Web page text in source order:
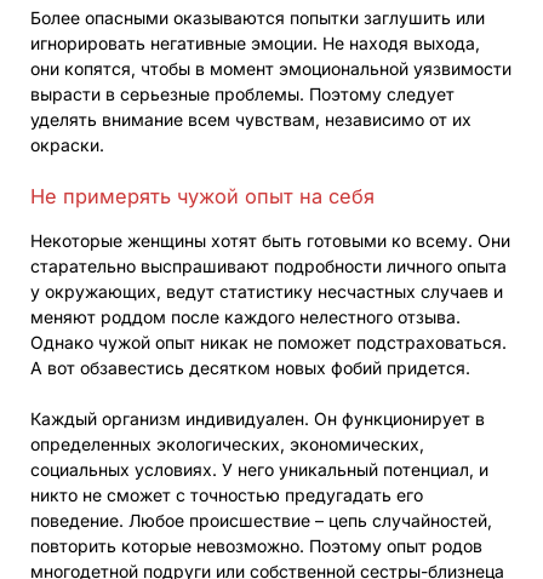
Более опасными оказываются попытки заглушить или
игнорировать негативные эмоции. Не находя выхода,
они копятся, чтобы в момент эмоциональной уязвимости
вырасти в серьезные проблемы. Поэтому следует
уделять внимание всем чувствам, независимо от их
окраски.
Не примерять чужой опыт на себя
Некоторые женщины хотят быть готовыми ко всему. Они
старательно выспрашивают подробности личного опыта
у окружающих, ведут статистику несчастных случаев и
меняют роддом после каждого нелестного отзыва.
Однако чужой опыт никак не поможет подстраховаться.
А вот обзавестись десятком новых фобий придется.
Каждый организм индивидуален. Он функционирует в
определенных экологических, экономических,
социальных условиях. У него уникальный потенциал, и
никто не сможет с точностью предугадать его
поведение. Любое происшествие – цепь случайностей,
повторить которые невозможно. Поэтому опыт родов
многодетной подруги или собственной сестры-близнеца